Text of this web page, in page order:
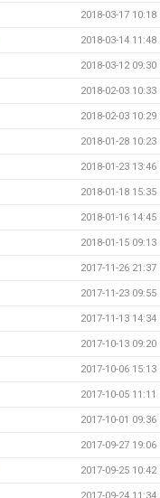
2018-03-17 10:18
2018-03-14 11:48
2018-03-12 09:30
2018-02-03 10:33
2018-02-03 10:29
2018-01-28 10:23
2018-01-23 13:46
2018-01-18 15:35
2018-01-16 14:45
2018-01-15 09:13
2017-11-26 21:37
2017-11-23 09:55
2017-11-13 14:34
2017-10-13 09:20
2017-10-06 15:13
2017-10-05 11:11
2017-10-01 09:36
2017-09-27 19:06
2017-09-25 10:42